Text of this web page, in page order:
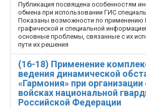
Публикация посвящена особенностям
обмена при использовании ГИС
Показаны возможности по применению
графической и специальной
основные проблемы, связанные с их
пути их решения
(16-18) Применение
ведения динамической
«Гармония» при организации
войсках национальной
Российской Федерации